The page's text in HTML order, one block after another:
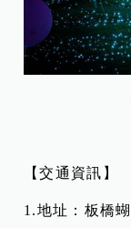
【交通資訊】
1.地址：板橋